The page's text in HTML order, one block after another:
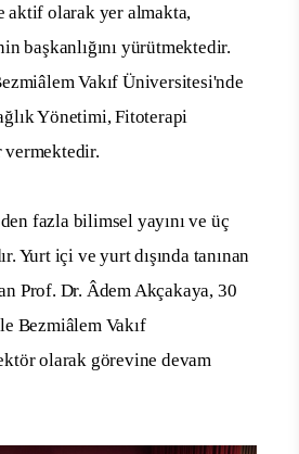
aktif olarak yer almakta,
başkanlığını yürütmektedir.
Vakıf Üniversitesi'nde
Yönetimi, Fitoterapi
fazla bilimsel yayını ve üç
Yurt içi ve yurt dışında tanınan
Prof. Dr. Âdem Akçakaya, 30
Bezmiâlem Vakıf
olarak görevine devam